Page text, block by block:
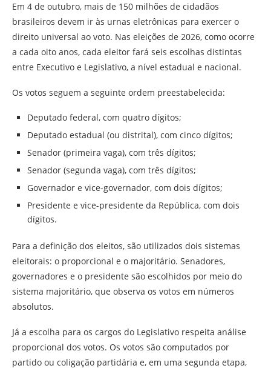
Em 4 de outubro, mais de 150 milhões de cidadãos
brasileiros devem ir às urnas eletrônicas para exercer o
direito universal ao voto. Nas eleições de 2026, como ocorre
a cada oito anos, cada eleitor fará seis escolhas distintas
entre Executivo e Legislativo, a nível estadual e nacional.
Os votos seguem a seguinte ordem preestabelecida:
Deputado federal, com quatro dígitos;
Deputado estadual (ou distrital), com cinco dígitos;
Senador (primeira vaga), com três dígitos;
Senador (segunda vaga), com três dígitos;
Governador e vice-governador, com dois dígitos;
Presidente e vice-presidente da República, com dois
dígitos.
Para a definição dos eleitos, são utilizados dois sistemas
eleitorais: o proporcional e o majoritário. Senadores,
governadores e o presidente são escolhidos por meio do
sistema majoritário, que observa os votos em números
absolutos.
Já a escolha para os cargos do Legislativo respeita análise
proporcional dos votos. Os votos são computados por
partido ou coligação partidária e, em uma segunda etapa,